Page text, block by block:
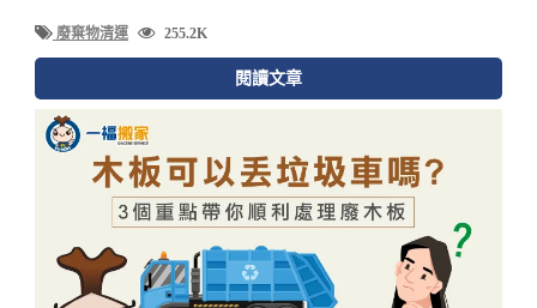
廢棄物清運 255.2K
閱讀文章